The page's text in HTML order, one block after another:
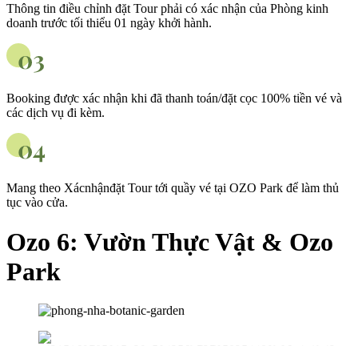
Thông tin điều chỉnh đặt Tour phải có xác nhận của Phòng kinh
doanh trước tối thiểu 01 ngày khởi hành.
Booking được xác nhận khi đã thanh toán/đặt cọc 100% tiền vé và
các dịch vụ đi kèm.
Mang theo Xácnhậnđặt Tour tới quầy vé tại OZO Park để làm thủ
tục vào cửa.
Ozo 6: Vườn Thực Vật & Ozo
Park